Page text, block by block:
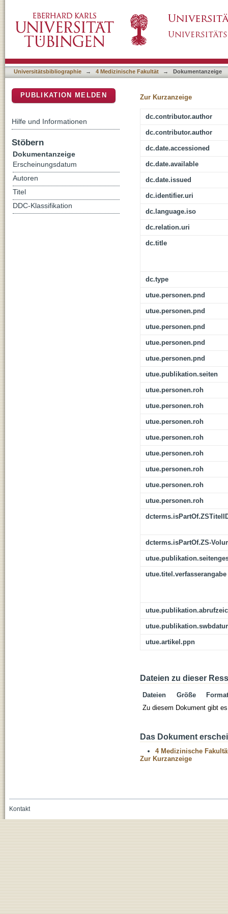
potential causes and translational
Universitätsbibliographie → 4 Medizinische Fakultät → Dokumentanzeige
Zur Kurzanzeige
dc.contributor.author
dc.contributor.author
dc.date.accessioned
dc.date.available
dc.date.issued
dc.identifier.uri
dc.language.iso
dc.relation.uri
dc.title
dc.type
utue.personen.pnd
utue.personen.pnd
utue.personen.pnd
utue.personen.pnd
utue.personen.pnd
utue.publikation.seiten
utue.personen.roh
utue.personen.roh
utue.personen.roh
utue.personen.roh
utue.personen.roh
utue.personen.roh
utue.personen.roh
utue.personen.roh
dcterms.isPartOf.ZS-
utue.titel.verfasserangabe
utue.artikel.ppn
Dateien zu dieser
Dateien Größe
Format
Zu diesem Dokument gibt
Das Dokument
4 Medizinische
Zur Kurzanzeige
PUBLIKATION MELDEN
Hilfe und Informationen
Stöbern
Dokumentanzeige
Erscheinungsdatum
Autoren
Titel
DDC-Klassifikation
Kontakt